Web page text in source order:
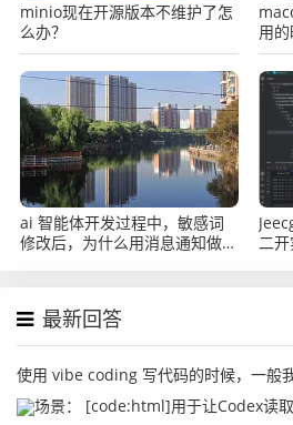
minio现在开源版本不维护了怎
么办？
用
办？
ai 智能体开发过程中，敏感词
修改后，为什么用消息通知做重
二
最新回答
使用 vibe coding 写代码的时候，一般
场景： [code:html]用于让Codex读